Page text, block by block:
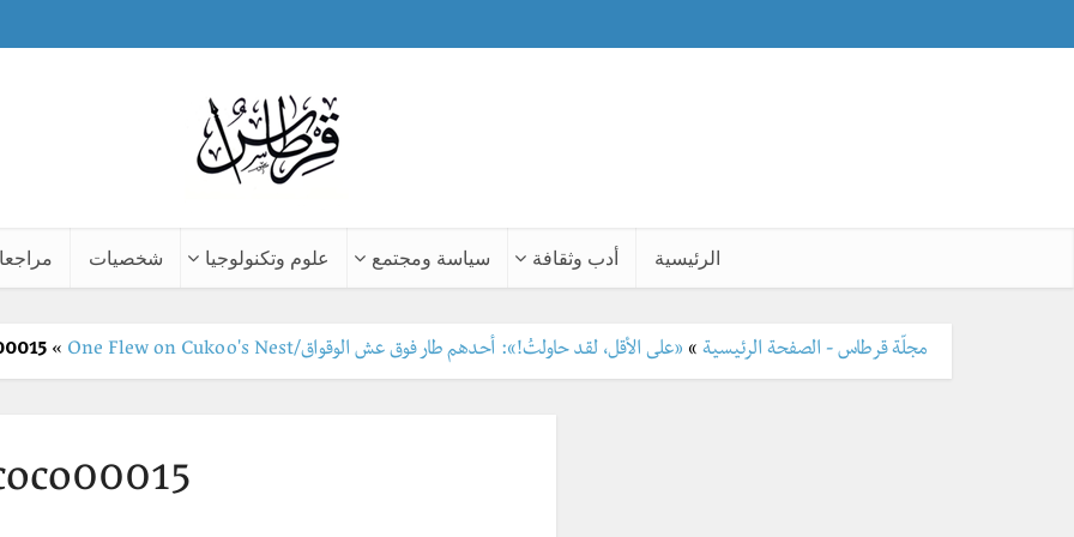
الرئيسية أدب وثقافة سياسة ومجتمع علوم وتكنولوجيا شخصيات
مجلّة قرطاس - الصفحة الرئيسية » «على الأقل، لقد حاولتُ!»: أحدهم طار فوق عش الوقواق/One Flew on Cukoo's Nest »